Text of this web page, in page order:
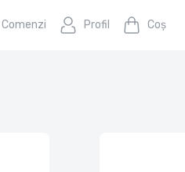
Comenzi Profil Coş